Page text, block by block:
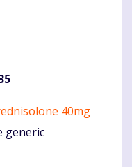
40mg
generic